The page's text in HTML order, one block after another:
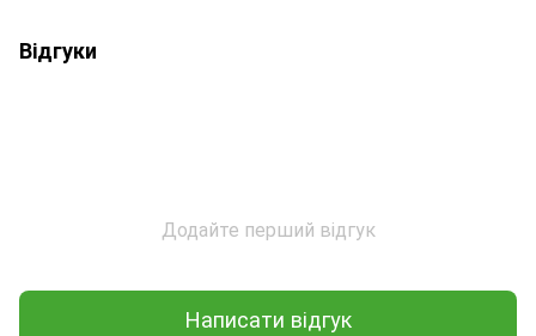
Відгуки
Додайте перший відгук
Написати відгук